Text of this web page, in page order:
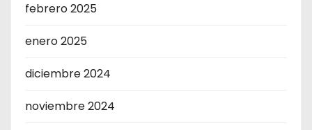
febrero 2025
enero 2025
diciembre 2024
noviembre 2024